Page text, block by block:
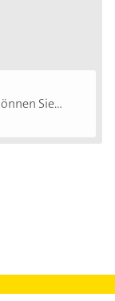
Sie...